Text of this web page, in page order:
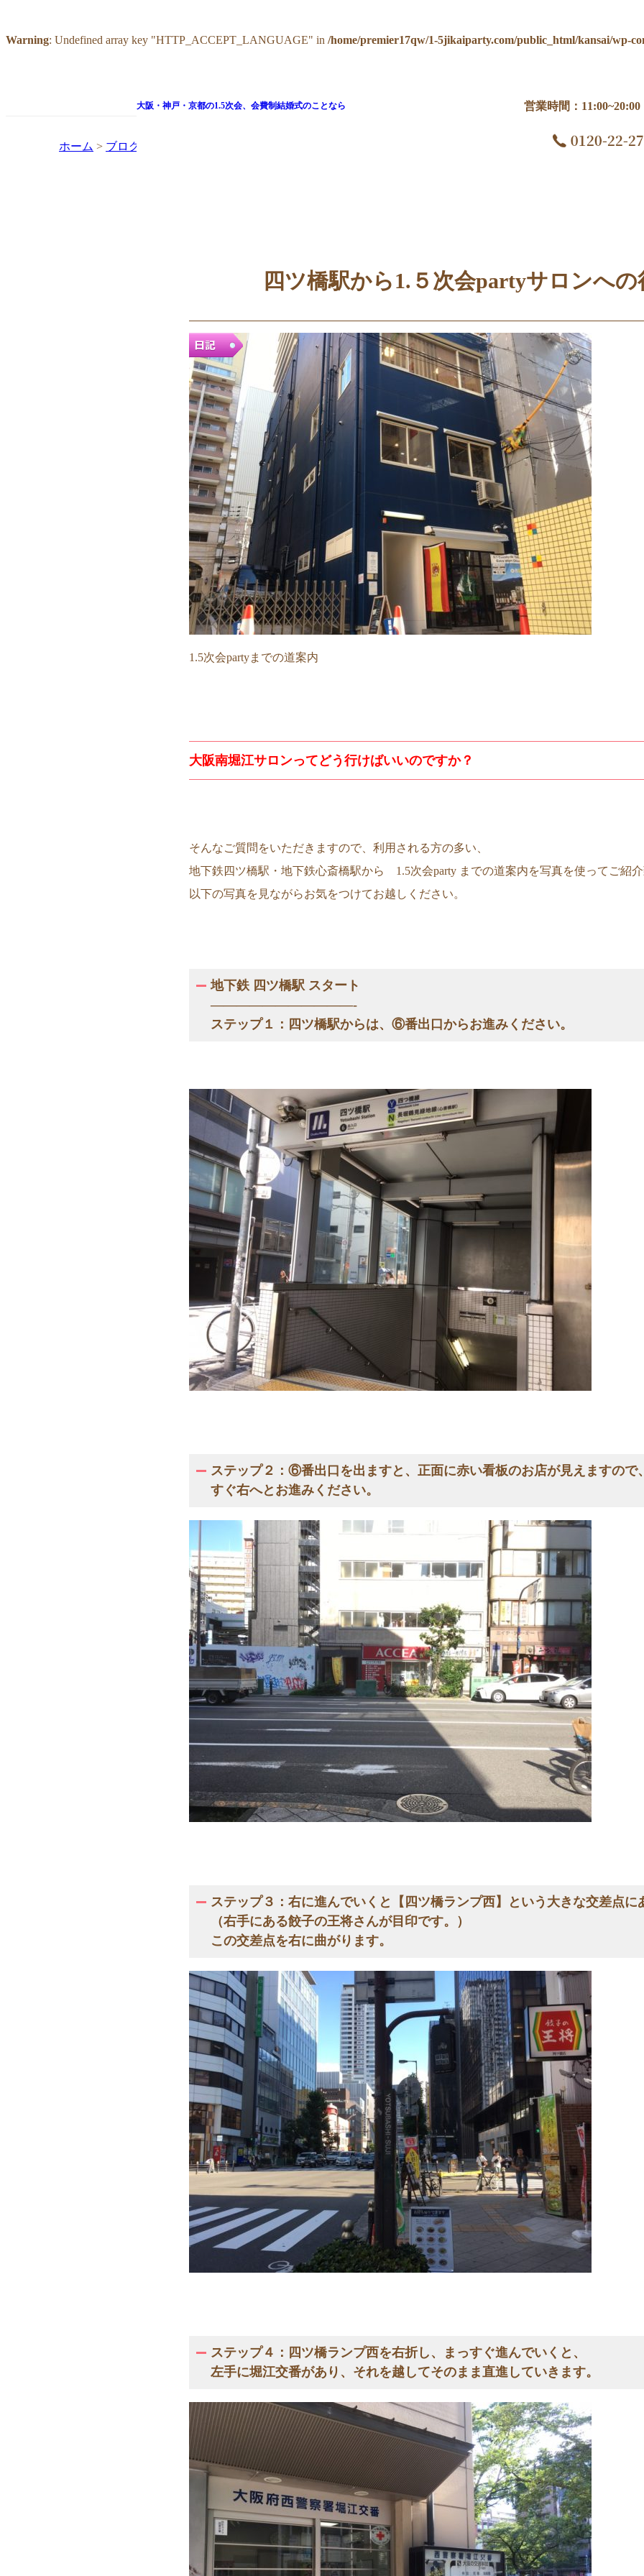
Warning: Undefined array key "HTTP_ACCEPT_LANGUAGE" in /home/premier17qw/1-5jikaiparty.com/public_html/kansai/wp-
大阪・神戸・京都の1.5次会、 会費制結婚式のことなら 営業時間：
ホーム > ブログ
四ツ橋駅から1.５次会partyサロンへの
1.5次会partyまでの道案内
大阪南堀江サロンってどう行けばいいのですか？
そんなご質問をいただきますので、利用される方の多い、
地下鉄四ツ橋駅・地下鉄心斎橋駅から 1.5次会party までの道案内を写真を使ってご紹介
以下の写真を見ながらお気をつけてお越しください。
地下鉄 四ツ橋駅 スタート
———————————-
ステップ１：四ツ橋駅からは、⑥番出口からお進みください。
ステップ２：⑥番出口を出ますと、正面に赤い看板のお店が見えますので、
すぐ右へとお進みください。
ステップ３：右に進んでいくと【四ツ橋ランプ西】という大きな交差点に
（右手にある餃子の王将さんが目印です。）
この交差点を右に曲がります。
ステップ４：四ツ橋ランプ西を右折し、まっすぐ進んでいくと、
左手に堀江交番があり、それを越してそのまま直進していきます。